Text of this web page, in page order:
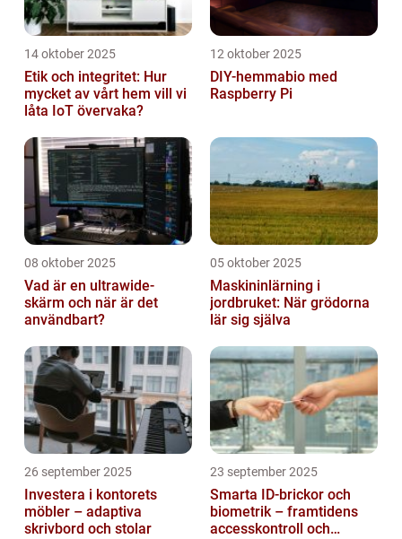
14 oktober 2025
Etik och integritet: Hur
mycket av vårt hem vill vi
låta IoT övervaka?
12 oktober 2025
DIY-hemmabio med
Raspberry Pi
08 oktober 2025
Vad är en ultrawide-
skärm och när är det
användbart?
05 oktober 2025
Maskininlärning i
jordbruket: När grödorna
lär sig själva
26 september 2025
Investera i kontorets
möbler – adaptiva
skrivbord och stolar
23 september 2025
Smarta ID-brickor och
biometrik – framtidens
accesskontroll och